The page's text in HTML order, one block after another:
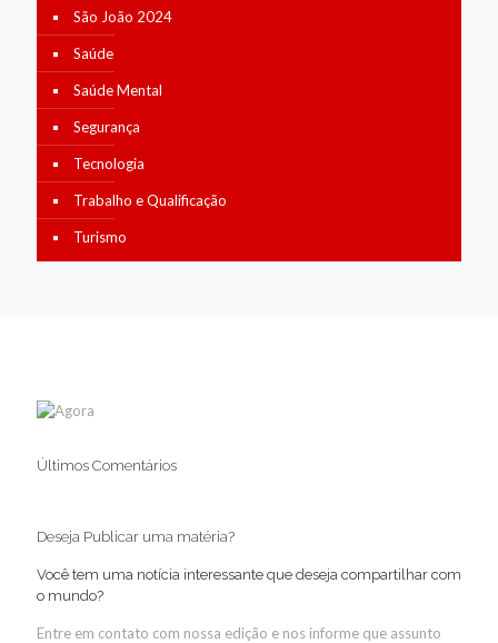
São João 2024
Saúde
Saúde Mental
Segurança
Tecnologia
Trabalho e Qualificação
Turismo
Últimos Comentários
Deseja Publicar uma matéria?
Você tem uma notícia interessante que deseja compartilhar com
o mundo?
Entre em contato com nossa edição e nos informe que assunto